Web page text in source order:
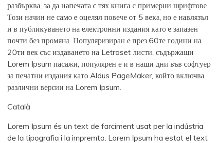
разбърква, за да напечата с тях книга с примерни шрифтове.
Този начин не само е оцелял повече от 5 века, но е навлязъл
и в публикуването на електронни издания като е запазен
почти без промяна. Популяризиран е през 60те години на
20ти век със издаването на Letraset листи, съдържащи
Lorem Ipsum пасажи, популярен е и в наши дни във софтуер
за печатни издания като Aldus PageMaker, който включва
различни версии на Lorem Ipsum.
Català
Lorem Ipsum és un text de farciment usat per la indústria
de la tipografia i la impremta. Lorem Ipsum ha estat el text